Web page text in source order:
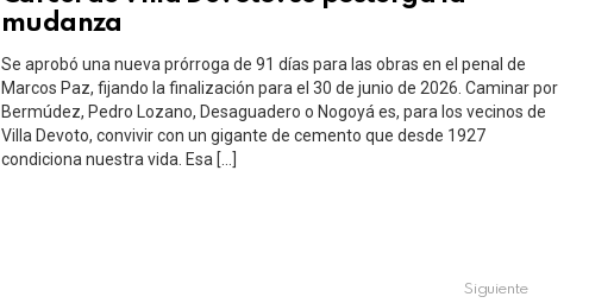
mudanza
Se aprobó una nueva prórroga de 91 días para las obras en el penal de
Marcos Paz, fijando la finalización para el 30 de junio de 2026. Caminar por
Bermúdez, Pedro Lozano, Desaguadero o Nogoyá es, para los vecinos de
Villa Devoto, convivir con un gigante de cemento que desde 1927
condiciona nuestra vida. Esa […]
Siguiente